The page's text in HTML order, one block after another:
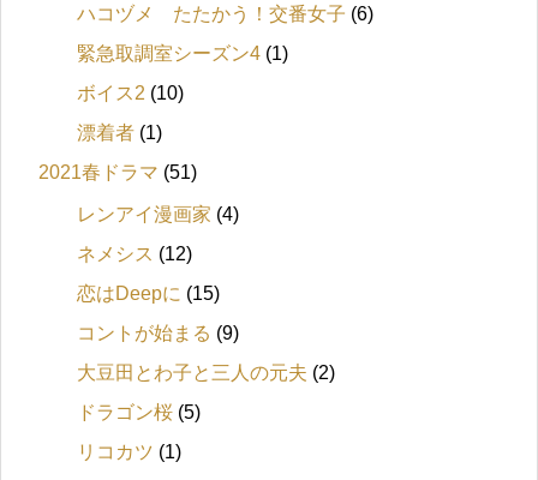
ハコヅメ たたかう！交番女子 (6)
緊急取調室シーズン4 (1)
ボイス2 (10)
漂着者 (1)
2021春ドラマ (51)
レンアイ漫画家 (4)
ネメシス (12)
恋はDeepに (15)
コントが始まる (9)
大豆田とわ子と三人の元夫 (2)
ドラゴン桜 (5)
リコカツ (1)